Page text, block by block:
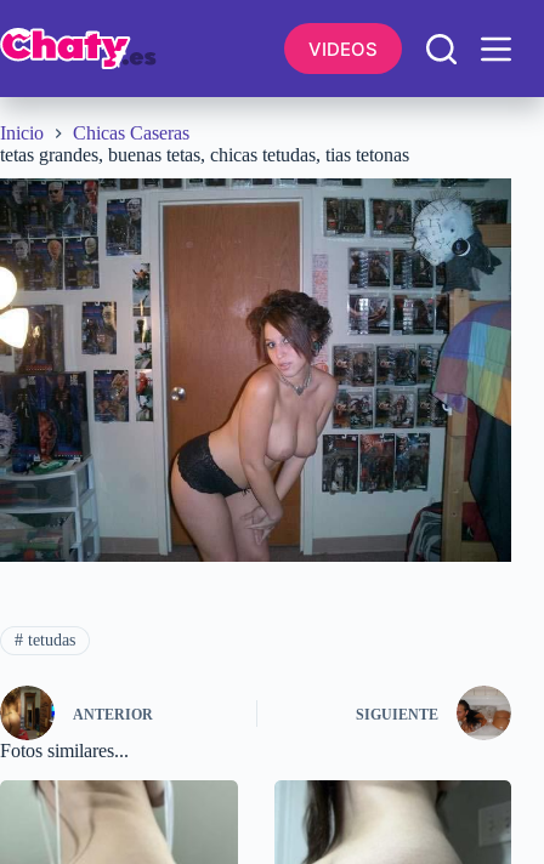
al
contenido
VIDEOS
Inicio
Chicas Caseras
tetas grandes, buenas tetas, chicas tetudas, tias tetonas
#tetudas
ANTERIOR SIGUIENTE
Fotos similares...